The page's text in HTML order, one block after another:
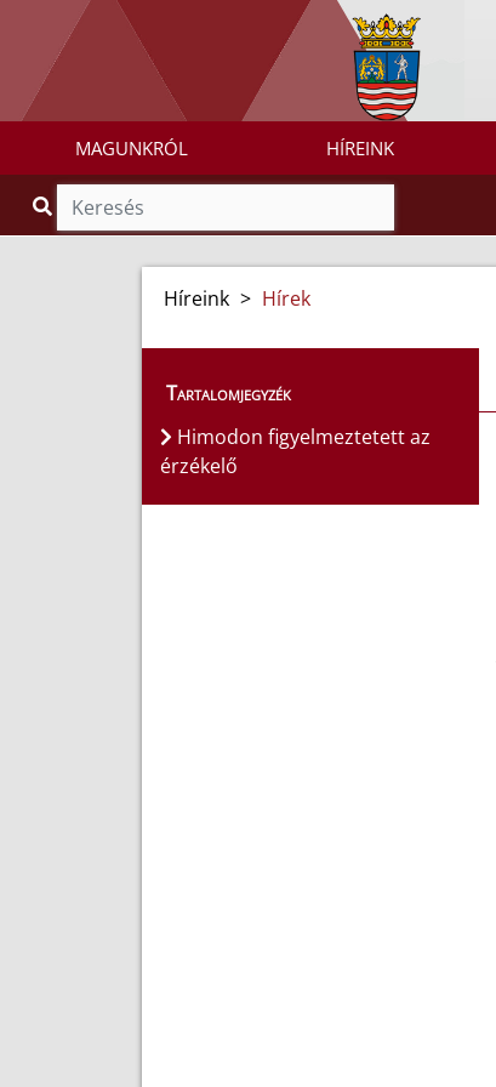
MAGUNKRÓL HÍREINK
Híreink > Hírek
Tartalomjegyzék
Himodon figyelmeztetett az
érzékelő